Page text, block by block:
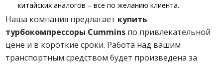
китайских аналогов – все по желанию клиента.
Наша компания предлагает купить
турбокомпрессоры Cummins по привлекательной
цене и в короткие сроки. Работа над вашим
транспортным средством будет произведена за